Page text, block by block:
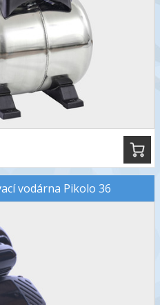
vodárna Pikolo 36